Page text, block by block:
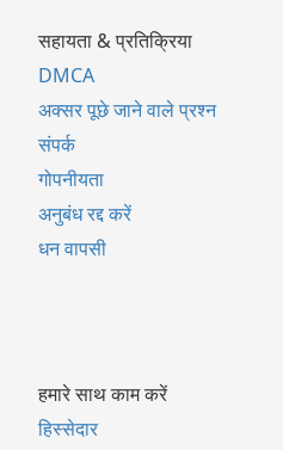
सहायता & प्रतिक्रिया
DMCA
अक्सर पूछे जाने वाले प्रश्न
संपर्क
गोपनीयता
अनुबंध रद्द करें
धन वापसी
हमारे साथ काम करें
हिस्सेदार